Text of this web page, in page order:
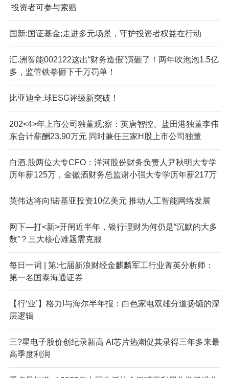
投资者可参与索赔
国新:国证基金;走进多元场景，守护投资者权益在行动
汇.洲智能002122这出“财务造假”演砸了！两年吹泡泡1.5亿
多，监管铁拳砸下千万罚单！
比亚迪全.球ESG评级新突破！
202<4>年上市公司独董观;察：英唐智控、盐田港独董李伟
东合计薪酬23.90万元 同时兼任三家H股上市公司独董
白酒.股两位大专CFO：洋河股份财务负责人尹秋明大专学
历年薪125万，金徽酒财务总监谢小强大专学历年薪217万
英伟达将向!诺基亚投资10亿美元 推动人工智能网络发展
网下—打<新>开闸近半年，银行理财为何仍是“沉默的大多
数”？三大核心难题需克服
每日一词 | 第:七届新浪财经金麒麟军工行业菁英分析师：
第一名国泰海通证券
【行‘业’】格力!与海尔半年报：白色家电双雄分道扬镳的深
层逻辑
三?星电子股价创纪录新高 AI芯片热潮促其录得三年多来最
高季度利润